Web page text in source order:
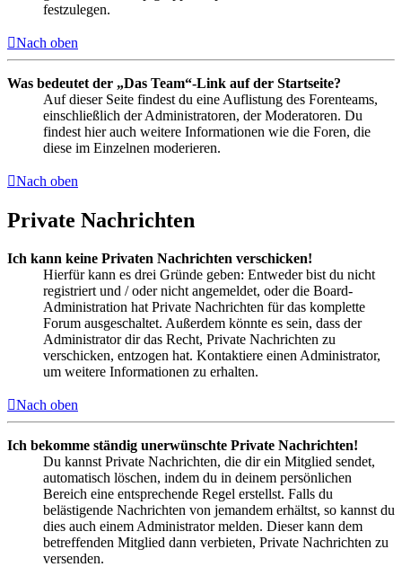
festzulegen.
Nach oben
Was bedeutet der „Das Team“-Link auf der Startseite?
Auf dieser Seite findest du eine Auflistung des Forenteams,
einschließlich der Administratoren, der Moderatoren. Du
findest hier auch weitere Informationen wie die Foren, die
diese im Einzelnen moderieren.
Nach oben
Private Nachrichten
Ich kann keine Privaten Nachrichten verschicken!
Hierfür kann es drei Gründe geben: Entweder bist du nicht
registriert und / oder nicht angemeldet, oder die Board-
Administration hat Private Nachrichten für das komplette
Forum ausgeschaltet. Außerdem könnte es sein, dass der
Administrator dir das Recht, Private Nachrichten zu
verschicken, entzogen hat. Kontaktiere einen Administrator,
um weitere Informationen zu erhalten.
Nach oben
Ich bekomme ständig unerwünschte Private Nachrichten!
Du kannst Private Nachrichten, die dir ein Mitglied sendet,
automatisch löschen, indem du in deinem persönlichen
Bereich eine entsprechende Regel erstellst. Falls du
belästigende Nachrichten von jemandem erhältst, so kannst du
dies auch einem Administrator melden. Dieser kann dem
betreffenden Mitglied dann verbieten, Private Nachrichten zu
versenden.